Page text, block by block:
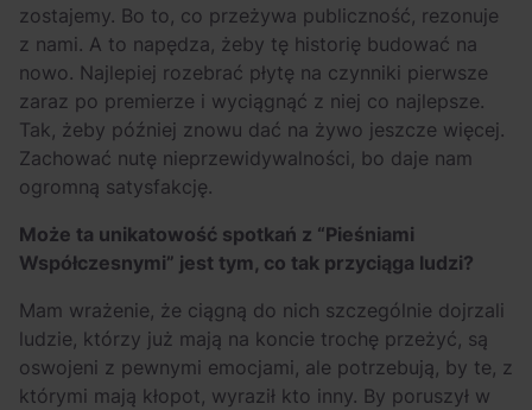
zostajemy. Bo to, co przeżywa publiczność, rezonuje
z nami. A to napędza, żeby tę historię budować na
nowo. Najlepiej rozebrać płytę na czynniki pierwsze
zaraz po premierze i wyciągnąć z niej co najlepsze.
Tak, żeby później znowu dać na żywo jeszcze więcej.
Zachować nutę nieprzewidywalności, bo daje nam
ogromną satysfakcję.
Może ta unikatowość spotkań z “Pieśniami
Współczesnymi” jest tym, co tak przyciąga ludzi?
Mam wrażenie, że ciągną do nich szczególnie dojrzali
ludzie, którzy już mają na koncie trochę przeżyć, są
oswojeni z pewnymi emocjami, ale potrzebują, by te, z
którymi mają kłopot, wyraził kto inny. By poruszył w